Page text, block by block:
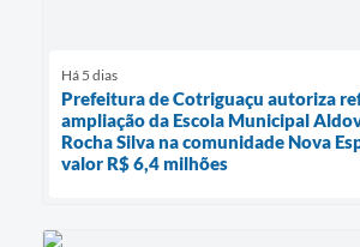
Há 5 dias
Prefeitura de Cotriguaçu autoriza
ampliação da Escola Municipal
Rocha Silva na comunidade Nova
valor R$ 6,4 milhões